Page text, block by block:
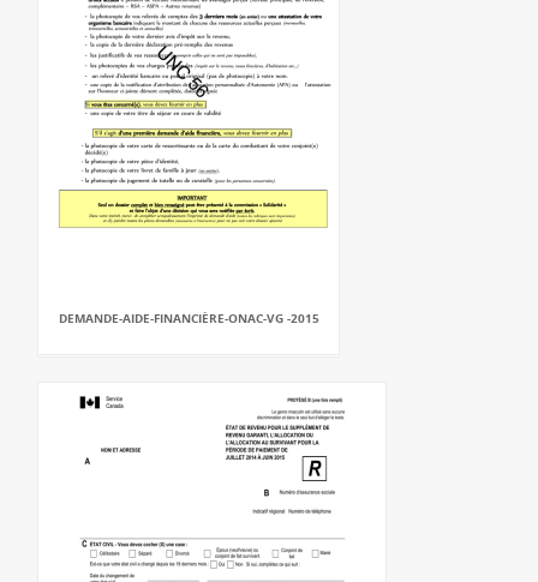
DEMANDE-AIDE-FINANCIÈRE-ONAC-VG -2015